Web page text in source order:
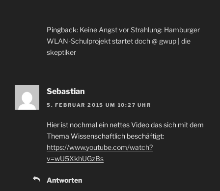
Pingback: Keine Angst vor Strahlung: Hamburger
WLAN-Schulprojekt startet doch @ gwup | die
skeptiker
Sebastian
5. FEBRUAR 2015 UM 10:27 UHR
Hier ist nochmal ein nettes Video das sich mit dem
Thema Wissenschaftlich beschäftigt:
https://www.youtube.com/watch?
v=wU5XkhUGzBs
Antworten